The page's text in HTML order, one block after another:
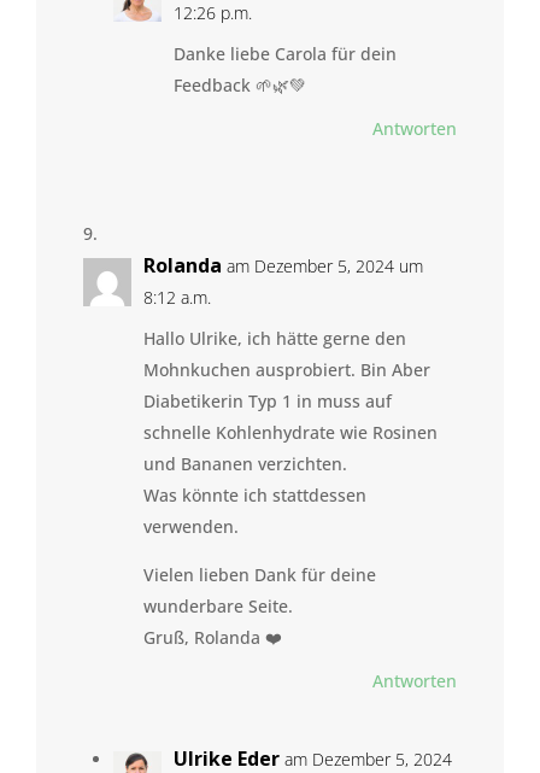
12:26 p.m.
Danke liebe Carola für dein
Feedback 🌱🌿💚
Antworten
Rolanda am Dezember 5, 2024 um
8:12 a.m.
Hallo Ulrike, ich hätte gerne den
Mohnkuchen ausprobiert. Bin Aber
Diabetikerin Typ 1 in muss auf
schnelle Kohlenhydrate wie Rosinen
und Bananen verzichten.
Was könnte ich stattdessen
verwenden.
Vielen lieben Dank für deine
wunderbare Seite.
Gruß, Rolanda ❤️
Antworten
Ulrike Eder am Dezember 5, 2024